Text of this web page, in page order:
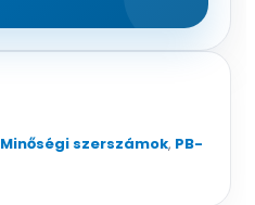
Minőségi szerszámok, PB-